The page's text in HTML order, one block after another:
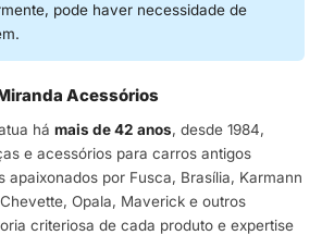
pode haver necessidade de
Acessórios
há mais de 42 anos, desde 1984,
e acessórios para carros antigos
apaixonados por Fusca, Brasília, Karmann
Opala, Maverick e outros
criteriosa de cada produto e expertise